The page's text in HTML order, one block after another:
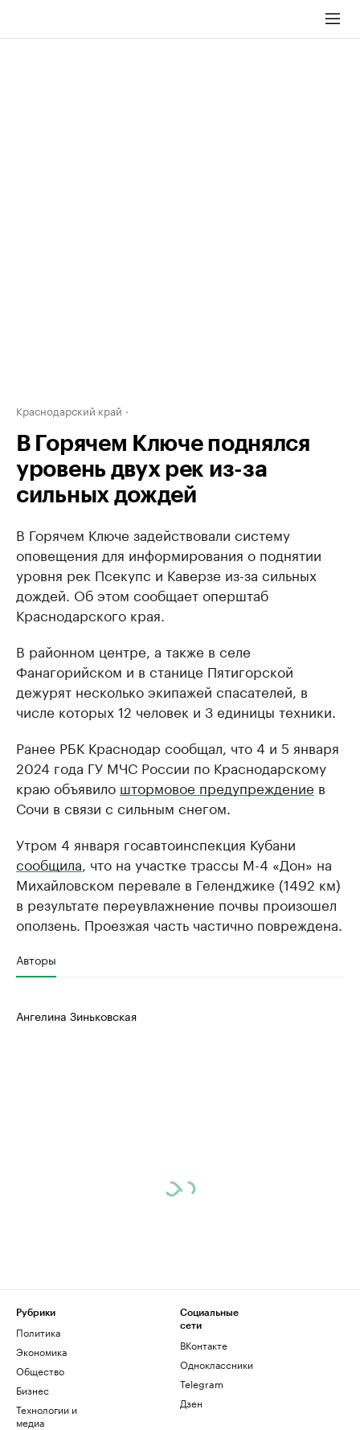
Краснодарский край
В Горячем Ключе поднялся
уровень двух рек из-за
сильных дождей
В Горячем Ключе задействовали систему
оповещения для информирования о поднятии
уровня рек Псекупс и Каверзе из-за сильных
дождей. Об этом сообщает оперштаб
Краснодарского края.
В районном центре, а также в селе
Фанагорийском и в станице Пятигорской
дежурят несколько экипажей спасателей, в
числе которых 12 человек и 3 единицы техники.
Ранее РБК Краснодар сообщал, что 4 и 5 января
2024 года ГУ МЧС России по Краснодарскому
краю объявило штормовое предупреждение в
Сочи в связи с сильным снегом.
Утром 4 января госавтоинспекция Кубани
сообщила , что на участке трассы М-4 «Дон» на
Михайловском перевале в Геленджике (1492 км)
в результате переувлажнение почвы произошел
оползень. Проезжая часть частично повреждена.
Авторы
Ангелина Зиньковская
Рубрики
Политика
Экономика
Общество
Бизнес
Технологии и
медиа
Социальные
сети
ВКонтакте
Одноклассники
Telegram
Дзен